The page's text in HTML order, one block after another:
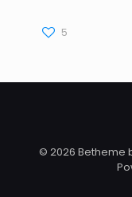
5
© 2026 Betheme